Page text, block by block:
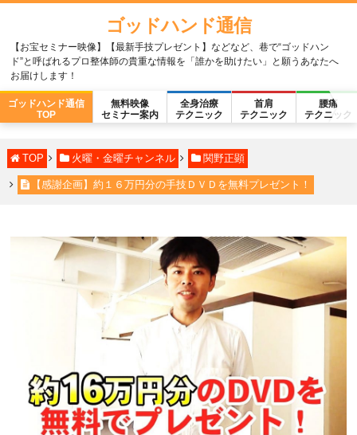
ゴッドハンド通信
【お宝セミナー映像】【最新手技プレゼント】などなど、巷で“ゴッドハン
ド”と呼ばれるプロ整体師の貴重な情報を「誰かを助けたい」と願うあなたへ
お届けします！
ゴッドハンド通信
TOP
無料映像
セミナー案内
全身治療
テクニック
首肩
テクニック
腰痛
テクニック
TOP 火曜・金曜チャンネル 関野正顕
【感謝企画】約１６万円分の手技ＤＶＤを無料プレゼント！